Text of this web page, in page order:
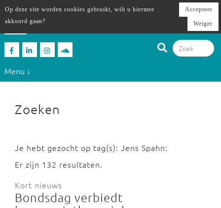
Menu ↓
Zoeken
Je hebt gezocht op tag(s): Jens Spahn:
Er zijn 132 resultaten.
Kort nieuws
Bondsdag verbiedt
Op deze site worden cookies gebruikt, wilt u hiermee
akkoord gaan?
Accepteer
Weiger